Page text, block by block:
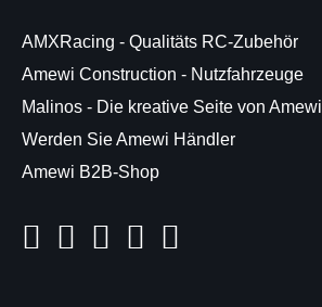
AMXRacing - Qualitäts RC-Zubehör
Amewi Construction - Nutzfahrzeuge
Malinos - Die kreative Seite von Amewi
Werden Sie Amewi Händler
Amewi B2B-Shop